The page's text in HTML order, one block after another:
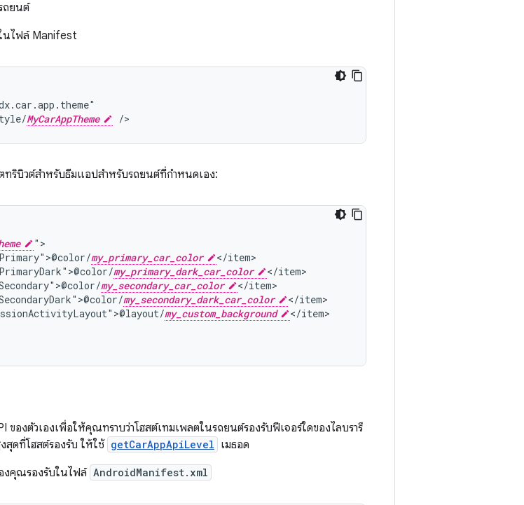
ถยนต์
นไฟล์ Manifest
MyCarAppTheme
ทริบิวต์สำหรับธีมแอปสำหรับรถยนต์ที่กำหนดเอง:
my_primary_car_color
my_primary_dark_car_color
my_secondary_car_color
my_secondary_dark_car_color
my_custom_background
องตัวเองเพื่อให้คุณทราบว่าโฮสต์เทมเพลตในรถยนต์รองรับฟีเจอร์ใดของไลบรารี
สุดที่โฮสต์รองรับ ให้ใช้ getCarAppApiLevel เมธอด
งคุณรองรับในไฟล์ AndroidManifest.xml